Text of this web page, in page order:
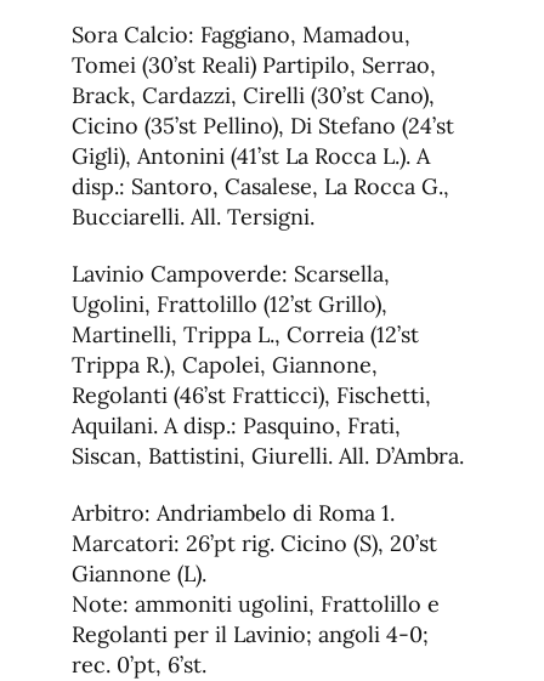
Sora Calcio: Faggiano, Mamadou,
Tomei (30’st Reali) Partipilo, Serrao,
Brack, Cardazzi, Cirelli (30’st Cano),
Cicino (35’st Pellino), Di Stefano (24’st
Gigli), Antonini (41’st La Rocca L.). A
disp.: Santoro, Casalese, La Rocca G.,
Bucciarelli. All. Tersigni.
Lavinio Campoverde: Scarsella,
Ugolini, Frattolillo (12’st Grillo),
Martinelli, Trippa L., Correia (12’st
Trippa R.), Capolei, Giannone,
Regolanti (46’st Fratticci), Fischetti,
Aquilani. A disp.: Pasquino, Frati,
Siscan, Battistini, Giurelli. All. D’Ambra.
Arbitro: Andriambelo di Roma 1.
Marcatori: 26’pt rig. Cicino (S), 20’st
Giannone (L).
Note: ammoniti ugolini, Frattolillo e
Regolanti per il Lavinio; angoli 4-0;
rec. 0’pt, 6’st.